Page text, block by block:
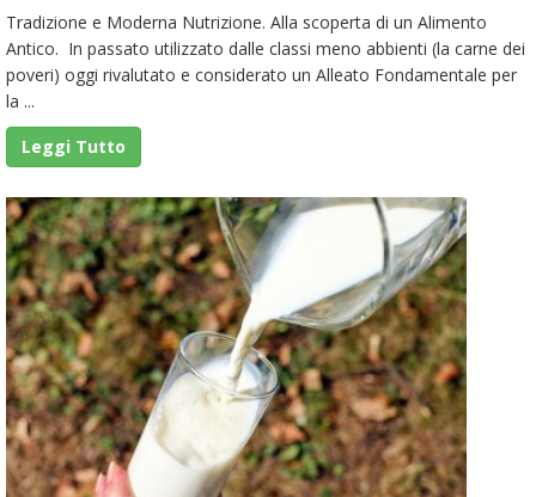
Tradizione e Moderna Nutrizione. Alla scoperta di un Alimento
Antico. In passato utilizzato dalle classi meno abbienti (la carne dei
poveri) oggi rivalutato e considerato un Alleato Fondamentale per
la ...
Leggi Tutto